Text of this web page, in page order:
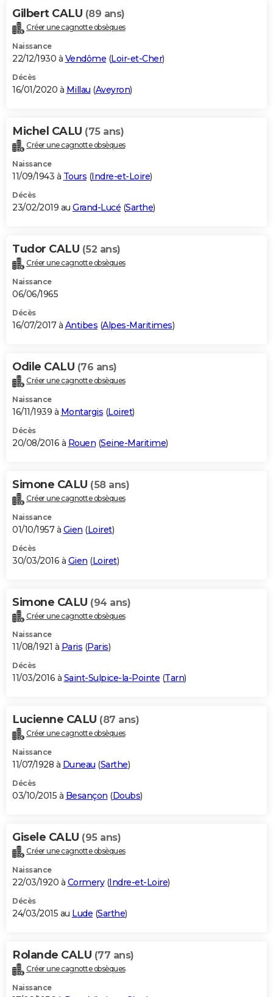
Gilbert CALU (89 ans)
Créer une cagnotte obsèques
Naissance
22/12/1930 à Vendôme (Loir-et-Cher)
Décès
16/01/2020 à Millau (Aveyron)
Michel CALU (75 ans)
Créer une cagnotte obsèques
Naissance
11/09/1943 à Tours (Indre-et-Loire)
Décès
23/02/2019 au Grand-Lucé (Sarthe)
Tudor CALU (52 ans)
Créer une cagnotte obsèques
Naissance
06/06/1965
Décès
16/07/2017 à Antibes (Alpes-Maritimes)
Odile CALU (76 ans)
Créer une cagnotte obsèques
Naissance
16/11/1939 à Montargis (Loiret)
Décès
20/08/2016 à Rouen (Seine-Maritime)
Simone CALU (58 ans)
Créer une cagnotte obsèques
Naissance
01/10/1957 à Gien (Loiret)
Décès
30/03/2016 à Gien (Loiret)
Simone CALU (94 ans)
Créer une cagnotte obsèques
Naissance
11/08/1921 à Paris (Paris)
Décès
11/03/2016 à Saint-Sulpice-la-Pointe (Tarn)
Lucienne CALU (87 ans)
Créer une cagnotte obsèques
Naissance
11/07/1928 à Duneau (Sarthe)
Décès
03/10/2015 à Besançon (Doubs)
Gisele CALU (95 ans)
Créer une cagnotte obsèques
Naissance
22/03/1920 à Cormery(Indre-et-Loire)
Décès
24/03/2015 au Lude (Sarthe)
Rolande CALU (77 ans)
Créer une cagnotte obsèques
Naissance